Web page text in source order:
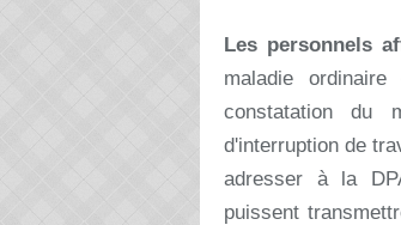
Les personnels
maladie ordinaire
constatation du
d'interruption de
adresser à la
puissent